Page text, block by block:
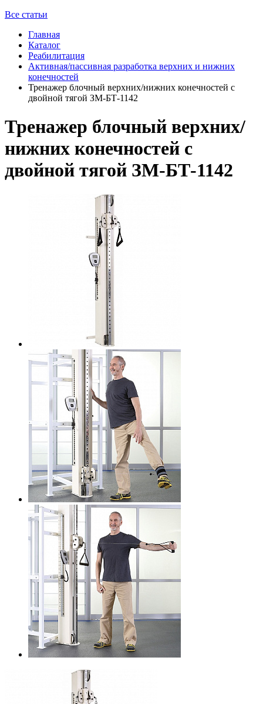
Все статьи
Главная
Каталог
Реабилитация
Активная/пассивная разработка верхних и нижних
конечностей
Тренажер блочный верхних/нижних конечностей с
двойной тягой ЗМ-БТ-1142
Тренажер блочный верхних/
нижних конечностей с
двойной тягой ЗМ-БТ-1142